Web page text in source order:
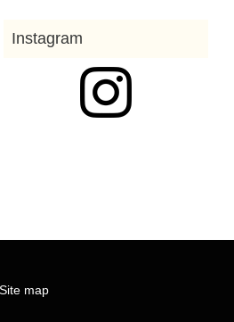
Site map